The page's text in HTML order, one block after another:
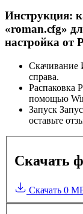
Инструкция:
«roman.cfg»
настройка от
Скачивание
справа.
Распаковка
помощью
Запуск
оставьте
Скачать
Скачать 0